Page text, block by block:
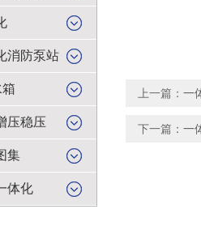
消防泵站
压稳压
集
体化
上一篇： 一
下一篇： 一